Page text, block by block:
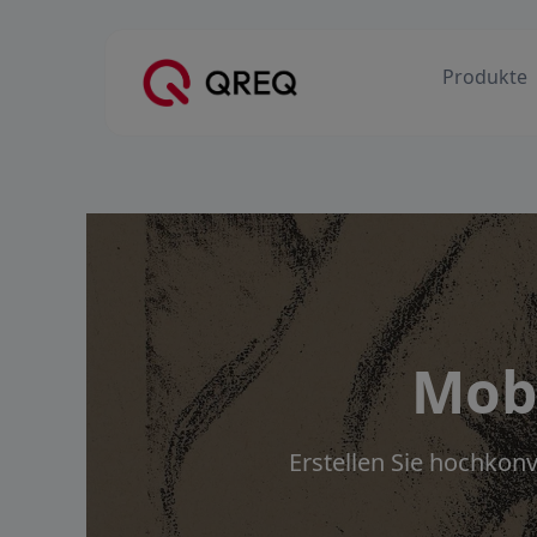
Produkte
Erstellen Sie